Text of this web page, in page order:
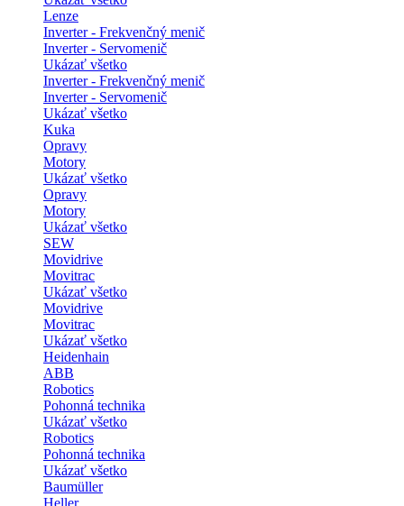
Lenze
Inverter - Frekvenčný menič
Inverter - Servomenič
Ukázať všetko
Inverter - Frekvenčný menič
Inverter - Servomenič
Ukázať všetko
Kuka
Opravy
Motory
Ukázať všetko
Opravy
Motory
Ukázať všetko
SEW
Movidrive
Movitrac
Ukázať všetko
Movidrive
Movitrac
Ukázať všetko
Heidenhain
ABB
Robotics
Pohonná technika
Ukázať všetko
Robotics
Pohonná technika
Ukázať všetko
Baumüller
Heller